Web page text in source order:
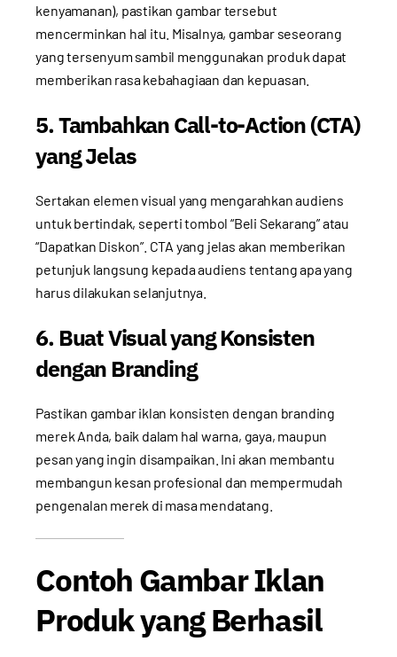
kenyamanan), pastikan gambar tersebut
mencerminkan hal itu. Misalnya, gambar seseorang
yang tersenyum sambil menggunakan produk dapat
memberikan rasa kebahagiaan dan kepuasan.
5. Tambahkan Call-to-Action (CTA)
yang Jelas
Sertakan elemen visual yang mengarahkan audiens
untuk bertindak, seperti tombol “Beli Sekarang” atau
“Dapatkan Diskon”. CTA yang jelas akan memberikan
petunjuk langsung kepada audiens tentang apa yang
harus dilakukan selanjutnya.
6. Buat Visual yang Konsisten
dengan Branding
Pastikan gambar iklan konsisten dengan branding
merek Anda, baik dalam hal warna, gaya, maupun
pesan yang ingin disampaikan. Ini akan membantu
membangun kesan profesional dan mempermudah
pengenalan merek di masa mendatang.
Contoh Gambar Iklan
Produk yang Berhasil